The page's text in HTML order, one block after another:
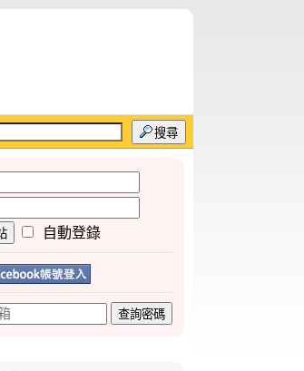
搜尋
自動登錄
查詢密碼